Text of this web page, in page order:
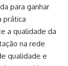
para ganhar
prática
a qualidade da
na rede
qualidade e